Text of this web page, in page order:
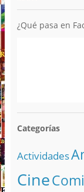
¿Qué pasa en
Categorías
Actividades
Cine